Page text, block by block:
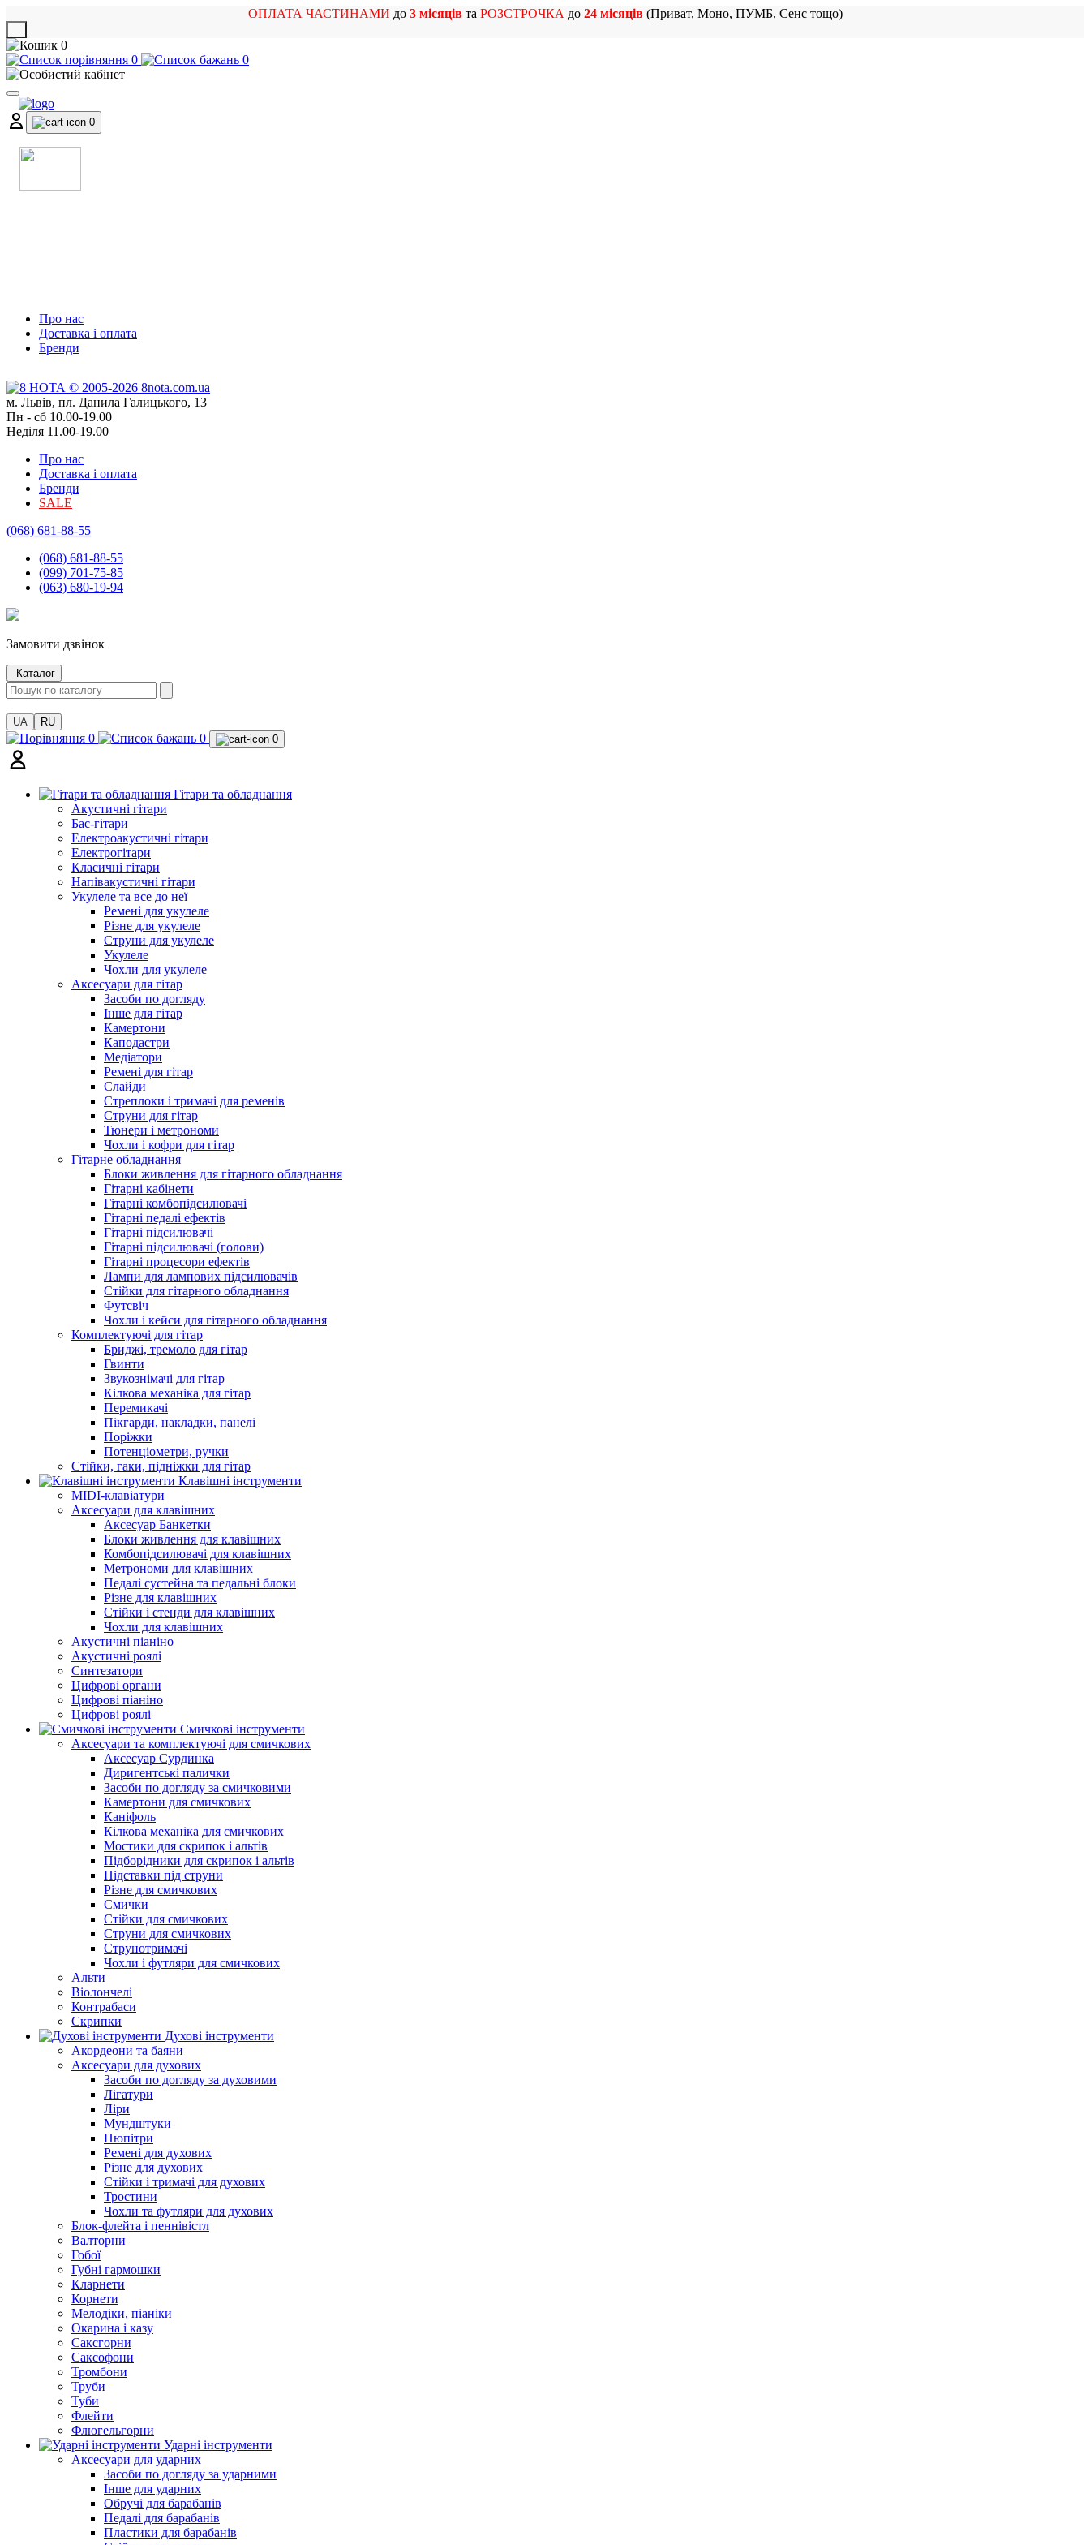
ОПЛАТА ЧАСТИНАМИ до 3 місяцівта РОЗСТРОЧКА до 24 місяців(Приват, Моно, ПУМБ, Сенс тощо)
0
0
0
0
Про нас
Доставка і оплата
Бренди
м. Львів, пл. Данила Галицького, 13
Пн - сб 10.00-19.00
Неділя 11.00-19.00
Про нас
Доставка і оплата
Бренди
SALE
(068) 681-88-55
(068) 681-88-55
(099) 701-75-85
(063) 680-19-94
Замовити дзвінок
Каталог
UA RU
0 0 0
Гітари та обладнання
Акустичні гітари
Бас-гітари
Електроакустичні гітари
Електрогітари
Класичні гітари
Напівакустичні гітари
Укулеле та все до неї
Ремені для укулеле
Різне для укулеле
Струни для укулеле
Укулеле
Чохли для укулеле
Аксесуари для гітар
Засоби по догляду
Інше для гітар
Камертони
Каподастри
Медіатори
Ремені для гітар
Слайди
Стреплоки і тримачі для ременів
Струни для гітар
Тюнери і метрономи
Чохли і кофри для гітар
Гітарне обладнання
Блоки живлення для гітарного обладнання
Гітарні кабінети
Гітарні комбопідсилювачі
Гітарні педалі ефектів
Гітарні підсилювачі
Гітарні підсилювачі (голови)
Гітарні процесори ефектів
Лампи для лампових підсилювачів
Стійки для гітарного обладнання
Футсвіч
Чохли і кейси для гітарного обладнання
Комплектуючі для гітар
Бриджі, тремоло для гітар
Гвинти
Звукознімачі для гітар
Кілкова механіка для гітар
Перемикачі
Пікгарди, накладки, панелі
Поріжки
Потенціометри, ручки
Стійки, гаки, підніжки для гітар
Клавішні інструменти
MIDI-клавіатури
Аксесуари для клавішних
Аксесуар Банкетки
Блоки живлення для клавішних
Комбопідсилювачі для клавішних
Метрономи для клавішних
Педалі сустейна та педальні блоки
Різне для клавішних
Стійки і стенди для клавішних
Чохли для клавішних
Акустичні піаніно
Акустичні роялі
Синтезатори
Цифрові органи
Цифрові піаніно
Цифрові роялі
Смичкові інструменти
Аксесуари та комплектуючі для смичкових
Аксесуар Сурдинка
Диригентські палички
Засоби по догляду за смичковими
Камертони для смичкових
Каніфоль
Кілкова механіка для смичкових
Мостики для скрипок і альтів
Підборiдники для скрипок і альтів
Підставки під струни
Різне для смичкових
Смички
Стійки для смичкових
Струни для смичкових
Струнотримачі
Чохли і футляри для смичкових
Альти
Віолончелі
Контрабаси
Скрипки
Духові інструменти
Акордеони та баяни
Аксесуари для духових
Засоби по догляду за духовими
Лігатури
Ліри
Мундштуки
Пюпітри
Ремені для духових
Різне для духових
Стійки і тримачі для духових
Тростини
Чохли та футляри для духових
Блок-флейта і пеннівістл
Валторни
Гобої
Губні гармошки
Кларнети
Корнети
Мелодіки, піаніки
Окарина і казу
Саксгорни
Саксофони
Тромбони
Труби
Туби
Флейти
Флюгельгорни
Ударні інструменти
Аксесуари для ударних
Засоби по догляду за ударними
Інше для ударних
Обручі для барабанів
Педалі для барабанів
Пластики для барабанів